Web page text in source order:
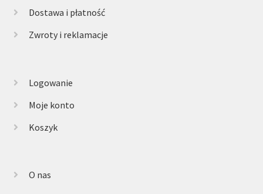
Dostawa i płatność
Zwroty i reklamacje
Logowanie
Moje konto
Koszyk
O nas